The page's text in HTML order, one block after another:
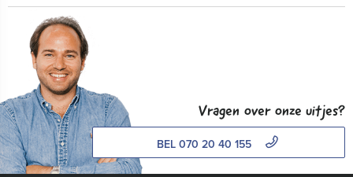
Vragen over onze uitjes?
BEL 070 20 40 155